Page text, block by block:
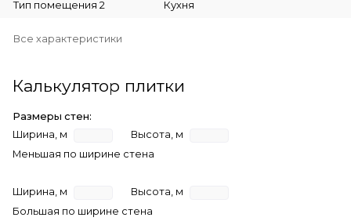
Тип помещения 2 Кухня
Все характеристики
Калькулятор плитки
Размеры стен:
Ширина, м
Высота, м
Меньшая по ширине стена
Ширина, м
Высота, м
Большая по ширине стена